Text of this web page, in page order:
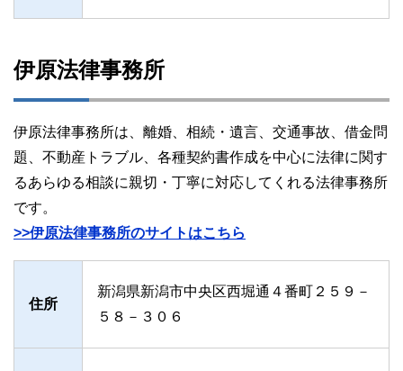
伊原法律事務所
伊原法律事務所は、離婚、相続・遺言、交通事故、借金問
題、不動産トラブル、各種契約書作成を中心に法律に関す
るあらゆる相談に親切・丁寧に対応してくれる法律事務所
です。
>>伊原法律事務所のサイトはこちら
住所
新潟県新潟市中央区西堀通４番町２５９－
５８－３０６